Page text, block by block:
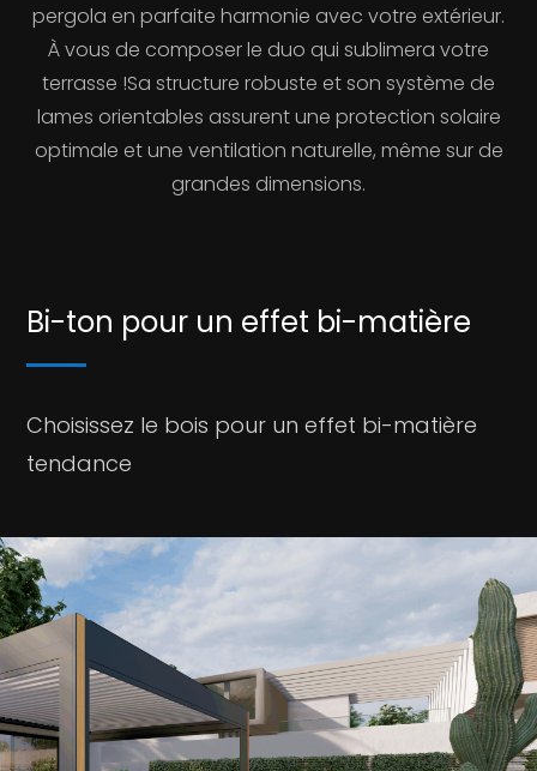
pergola en parfaite harmonie avec votre extérieur.
À vous de composer le duo qui sublimera votre
terrasse !Sa structure robuste et son système de
lames orientables assurent une protection solaire
optimale et une ventilation naturelle, même sur de
grandes dimensions.
Bi-ton pour un effet bi-matière
Choisissez le bois pour un effet bi-matière
tendance